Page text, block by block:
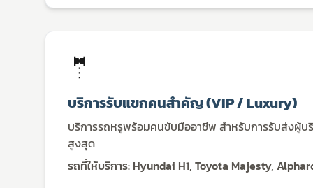
🤵
บริการรับแขกคนสำคัญ (VIP / Luxury)
บริการรถหรูพร้อมคนขับมืออาชีพ สำหรับการรับส่งผู้บริ
สูงสุด
รถที่ให้บริการ: Hyundai H1, Toyota Majesty,